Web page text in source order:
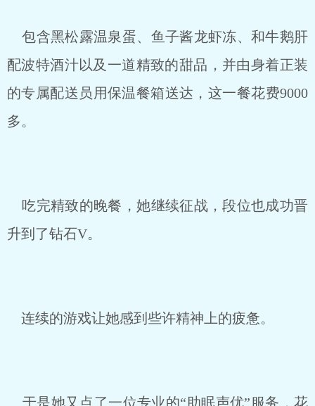
包含黑松露温泉蛋、鱼子酱龙虾冻、和牛鹅肝
配波特酒汁以及一道精致的甜品，并由身着正装
的专属配送员用保温餐箱送达，这一餐花费9000
多。
吃完精致的晚餐，她继续征战，段位也成功晋
升到了钻石V。
连续的游戏让她感到些许精神上的疲惫。
于是她又点了一位专业的“助眠声优”服务，花